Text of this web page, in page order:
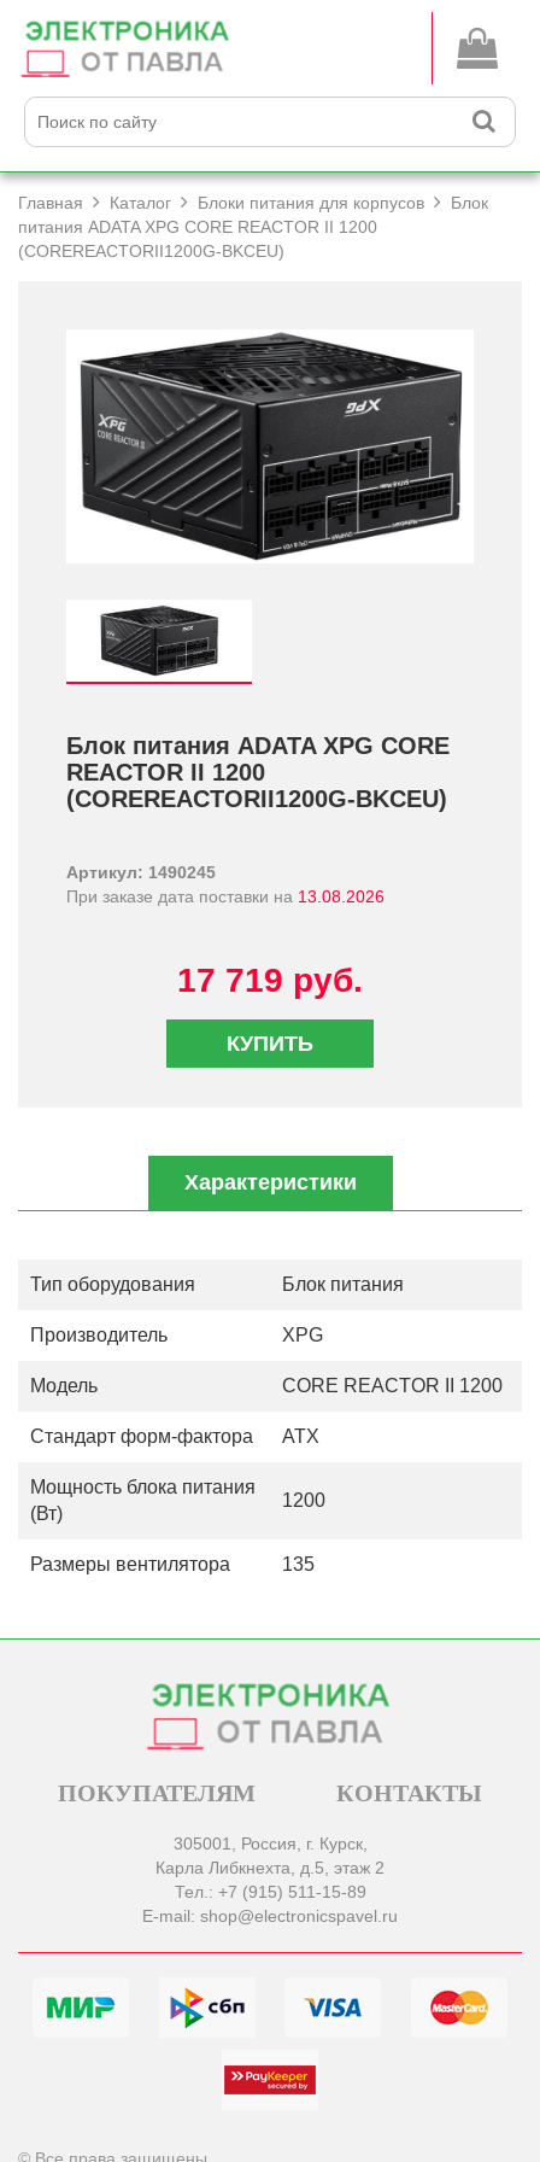
Главная Каталог Блоки питания для корпусов
Блок
питания ADATA XPG CORE REACTOR II 1200
(COREREACTORII1200G-BKCEU)
Блок питания ADATA XPG CORE
REACTOR II 1200
(COREREACTORII1200G-BKCEU)
Артикул: 1490245
При заказе дата поставки на 13.08.2026
17 719 руб.
КУПИТЬ
Характеристики
Тип оборудования Блок питания
Производитель XPG
Модель CORE REACTOR II 1200
Стандарт форм-фактора ATX
Мощность блока питания
(Вт)
1200
Размеры вентилятора 135
ПОКУПАТЕЛЯМ КОНТАКТЫ
305001, Россия, г. Курск,
Карла Либкнехта, д.5, этаж 2
Тел.: +7 (915) 511-15-89
E-mail: shop@electronicspavel.ru
© Все права защищены.